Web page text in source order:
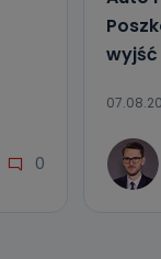
0
wyjść